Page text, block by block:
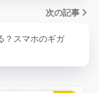
次の記事
？スマホのギガ